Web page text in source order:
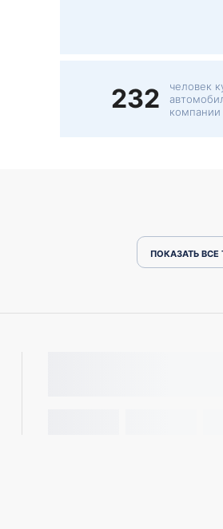
232
человек
компании
ПОКАЗАТЬ ВСЕ